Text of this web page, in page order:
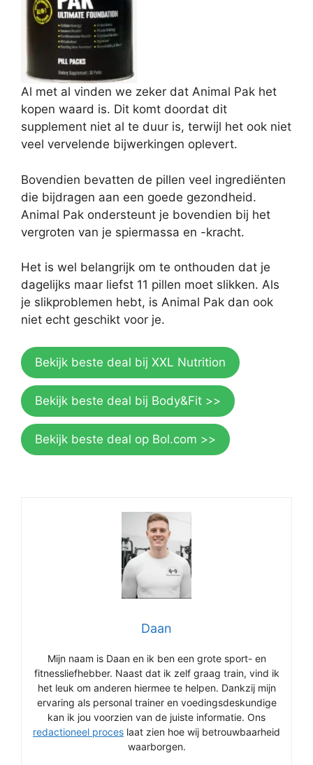
Al met al vinden we zeker dat Animal Pak het
kopen waard is. Dit komt doordat dit
supplement niet al te duur is, terwijl het ook niet
veel vervelende bijwerkingen oplevert.
Bovendien bevatten de pillen veel ingrediënten
die bijdragen aan een goede gezondheid.
Animal Pak ondersteunt je bovendien bij het
vergroten van je spiermassa en -kracht.
Het is wel belangrijk om te onthouden dat je
dagelijks maar liefst 11 pillen moet slikken. Als
je slikproblemen hebt, is Animal Pak dan ook
niet echt geschikt voor je.
Bekijk beste deal bij XXL Nutrition
Bekijk beste deal bij Body&Fit >>
Bekijk beste deal op Bol.com >>
Daan
Mijn naam is Daan en ik ben een grote sport- en
fitnessliefhebber. Naast dat ik zelf graag train, vind ik
het leuk om anderen hiermee te helpen. Dankzij mijn
ervaring als personal trainer en voedingsdeskundige
kan ik jou voorzien van de juiste informatie. Ons
redactioneel proces laat zien hoe wij betrouwbaarheid
waarborgen.